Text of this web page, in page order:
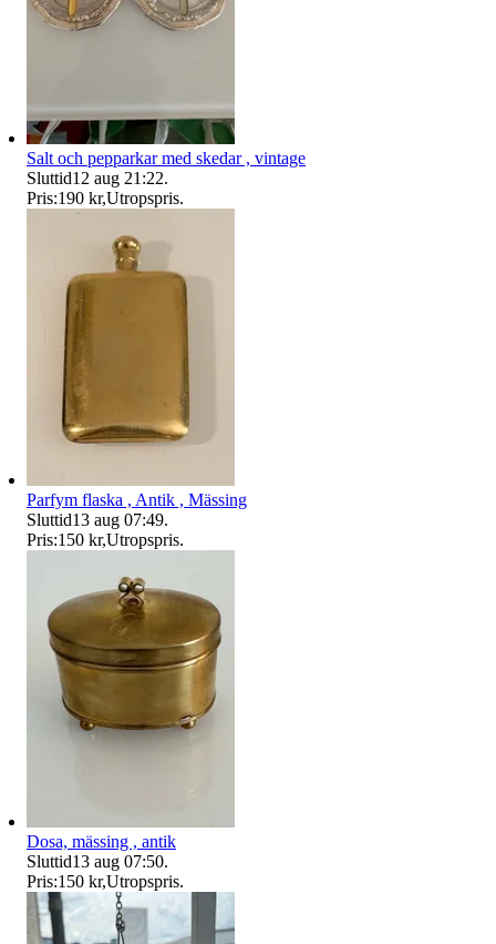
Salt och pepparkar med skedar , vintage
Sluttid12 aug 21:22.
Pris:190 kr,Utropspris.
Parfym flaska , Antik , Mässing
Sluttid13 aug 07:49.
Pris:150 kr,Utropspris.
Dosa, mässing , antik
Sluttid13 aug 07:50.
Pris:150 kr,Utropspris.